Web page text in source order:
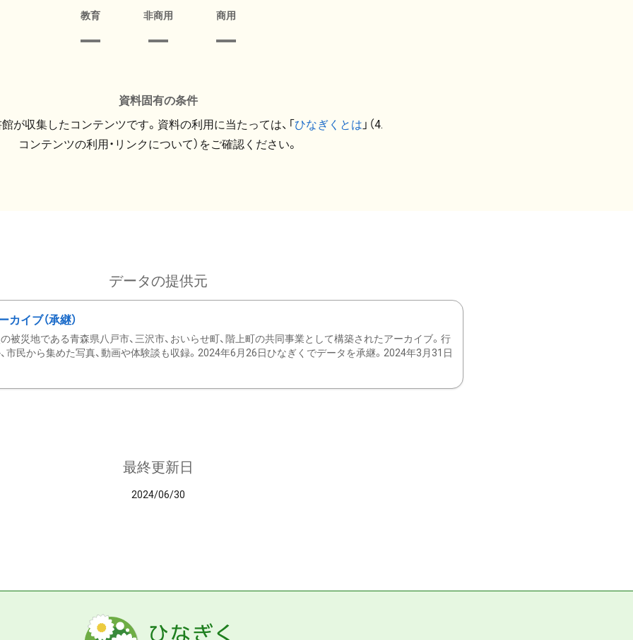
教育 非商用 商用
資料固有の条件
が収集したコンテンツです。資料の利用に当たっては、「ひなぎくとは 」（4.
コンテンツの利用・リンクについて）をご確認ください。
データの提供元
イブ（承継）
被災地である青森県八戸市、三沢市、おいらせ町、階上町の共同事業として構築されたアーカイブ。行
市民から集めた写真、動画や体験談も収録。2024年6月26日ひなぎくでデータを承継。2024年3月31日
最終更新日
2024/06/30